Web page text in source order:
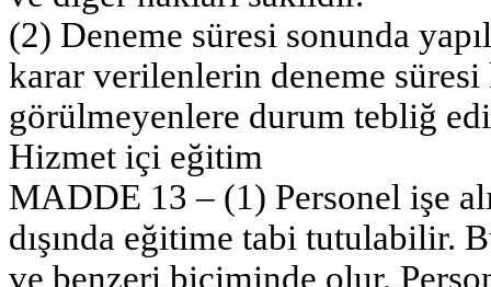
(2) Deneme süresi sonunda
karar verilenlerin deneme süresi
görülmeyenlere durum tebliğ
Hizmet içi eğitim
MADDE 13 – (1) Personel işe
dışında eğitime tabi tutulabilir.
ve benzeri biçiminde olur.